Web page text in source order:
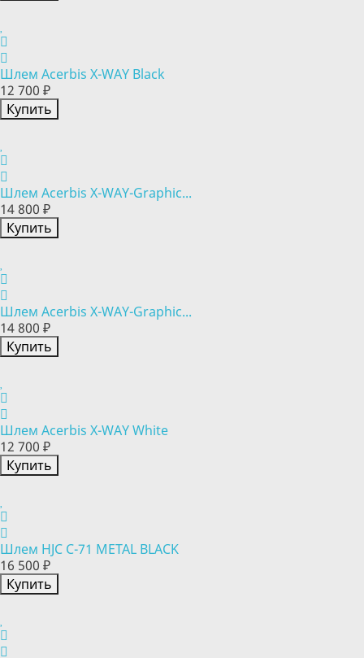
Шлем Acerbis X-WAY Black
12 700 ₽
Купить
Шлем Acerbis X-WAY-Graphic...
14 800 ₽
Купить
Шлем Acerbis X-WAY-Graphic...
14 800 ₽
Купить
Шлем Acerbis X-WAY White
12 700 ₽
Купить
Шлем HJC C-71 METAL BLACK
16 500 ₽
Купить